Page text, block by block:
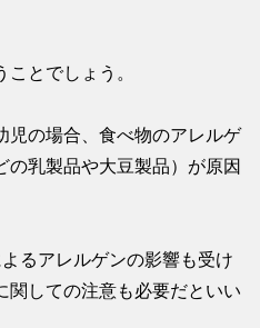
とでしょう。
児の場合、食べ物のアレルゲ
の乳製品や大豆製品）が原因
るアレルゲンの影響も受け
関しての注意も必要だといい